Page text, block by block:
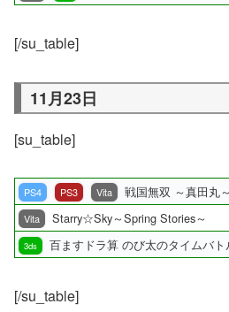
[/su_table]
11月23日
[su_table]
PS4 PS3 Vita 戦国無双 ～真田丸～
Vita Starry☆Sky～Spring Stories～
3ds 百ますドラ算 のび太のタイムバト
[/su_table]